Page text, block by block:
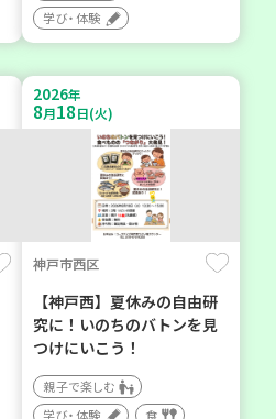
学び・体験
2026年
8月18日(火)
神戸市西区
【神戸西】夏休みの自由研
究に！いのちのバトンを見
つけにいこう！
親子で楽しむ
学び・体験
食